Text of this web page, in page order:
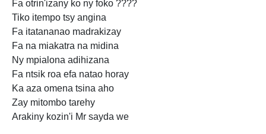
Fa otrin'izany ko ny foko ????
Tiko itempo tsy angina
Fa itatananao madrakizay
Fa na miakatra na midina
Ny mpialona adihizana
Fa ntsik roa efa natao horay
Ka aza omena tsina aho
Zay mitombo tarehy
Arakiny kozin'i Mr sayda we